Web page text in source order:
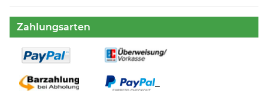
Zahlungsarten